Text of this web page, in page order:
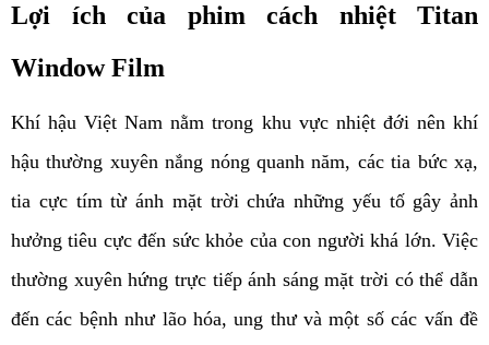
Lợi ích của phim cách nhiệt Titan
Window Film
Khí hậu Việt Nam nằm trong khu vực nhiệt đới nên khí
hậu thường xuyên nắng nóng quanh năm, các tia bức xạ,
tia cực tím từ ánh mặt trời chứa những yếu tố gây ảnh
hưởng tiêu cực đến sức khỏe của con người khá lớn. Việc
thường xuyên hứng trực tiếp ánh sáng mặt trời có thể dẫn
đến các bệnh như lão hóa, ung thư và một số các vấn đề